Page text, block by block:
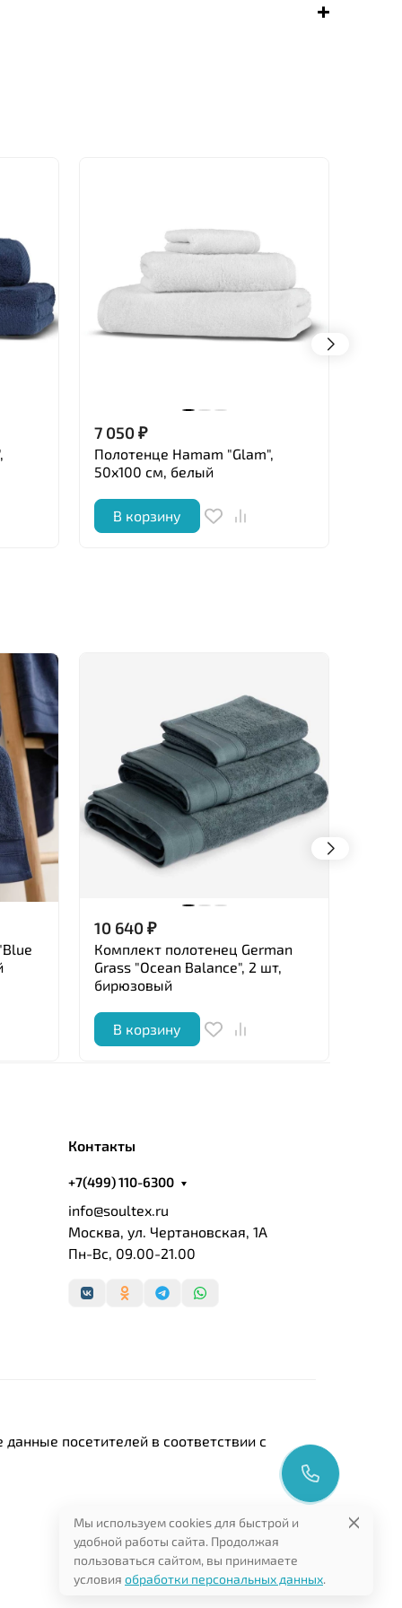
7 050₽
Полотенце Hamam "Glam",
50x100 см, белый
В корзину
10 640₽
Комплект полотенец German
Grass "Ocean Balance", 2 шт,
бирюзовый
В корзину
Контакты
+7(499) 110-6300
info@soultex.ru
Москва, ул. Чертановская, 1А
Пн-Вс, 09.00-21.00
посетителей в соответствии с
Мы используем cookies для быстрой и
удобной работы сайта. Продолжая
пользоваться сайтом, вы принимаете
условия обработки персональных данных.